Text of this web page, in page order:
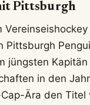
Pittsburgh
Pittsburgh
jüngsten
in den
Ära den